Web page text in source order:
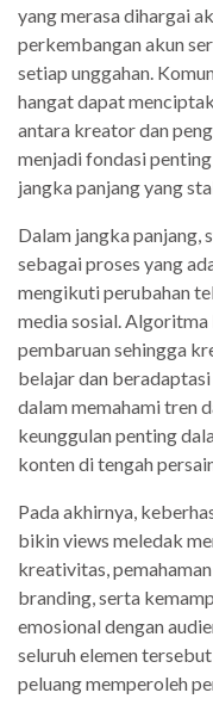
yang merasa dihargai
perkembangan akun
setiap unggahan.
hangat dapat
antara kreator dan
menjadi fondasi
jangka panjang yang
Dalam jangka panjang,
sebagai proses yang
mengikuti perubahan
media sosial.
pembaruan sehingga
belajar dan
dalam memahami tren
keunggulan penting
konten di tengah
Pada akhirnya,
bikin views meledak
kreativitas,
branding, serta
emosional dengan
seluruh elemen
peluang memperoleh